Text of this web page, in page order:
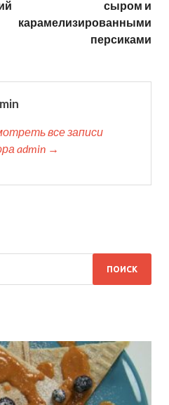
сыром и
карамелизированными
персиками
все записи
admin →